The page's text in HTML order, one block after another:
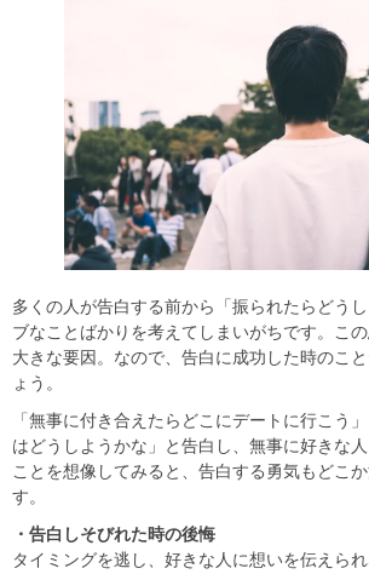
多くの人が告白する前から「振られたらどう
ブなことばかりを考えてしまいがちです。こ
大きな要因。なので、告白に成功した時のこ
ょう。
「無事に付き合えたらどこにデートに行こう
はどうしようかな」と告白し、無事に好きな
ことを想像してみると、告白する勇気もどこ
す。
・告白しそびれた時の後悔
タイミングを逃し、好きな人に想いを伝えら